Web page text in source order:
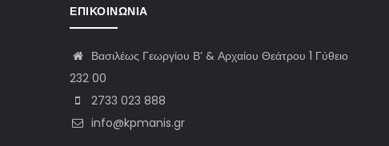
ΕΠΙΚΟΙΝΩΝΊΑ
Βασιλέως Γεωργίου Β’ & Αρχαίου Θεάτρου 1 Γύθειο
232 00
2733 023 888
info@kpmanis.gr